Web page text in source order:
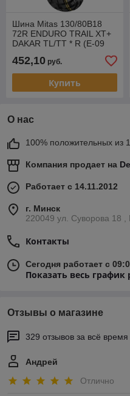
Шина Mitas 130/80B18
72R ENDURO TRAIL XT+
DAKAR TL/TT * R (E-09
452,10 руб.
Купить
О нас
100% положительных из
Компания продает на
Работает с 14.11.2012
г. Минск
220049 ул. Суворова 18 ,
Контакты
Сегодня работает с
Показать весь график
Отзывы о магазине
329 отзывов за всё время
Андрей
Отлично